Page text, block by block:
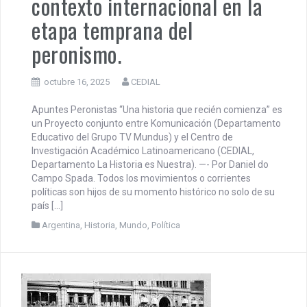
etapa temprana del
peronismo.
octubre 16, 2025 CEDIAL
Apuntes Peronistas “Una historia que recién comienza” es
un Proyecto conjunto entre Komunicación (Departamento
Educativo del Grupo TV Mundus) y el Centro de
Investigación Académico Latinoamericano (CEDIAL,
Departamento La Historia es Nuestra). —- Por Daniel do
Campo Spada. Todos los movimientos o corrientes
políticas son hijos de su momento histórico no solo de su
país […]
Argentina Historia Mundo Política